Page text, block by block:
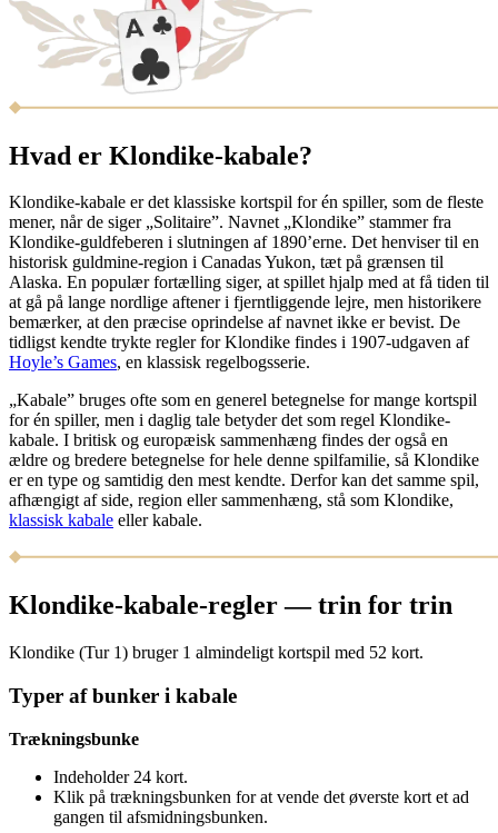
Hvad er Klondike-kabale?
Klondike-kabale er det klassiske kortspil for én spiller, som de fleste
mener, når de siger „Solitaire”. Navnet „Klondike” stammer fra
Klondike-guldfeberen i slutningen af 1890’erne. Det henviser til en
historisk guldmine-region i Canadas Yukon, tæt på grænsen til
Alaska. En populær fortælling siger, at spillet hjalp med at få tiden til
at gå på lange nordlige aftener i fjerntliggende lejre, men historikere
bemærker, at den præcise oprindelse af navnet ikke er bevist. De
tidligst kendte trykte regler for Klondike findes i 1907-udgaven af
Hoyle’s Games, en klassisk regelbogsserie.
„Kabale” bruges ofte som en generel betegnelse for mange kortspil
for én spiller, men i daglig tale betyder det som regel Klondike-
kabale. I britisk og europæisk sammenhæng findes der også en
ældre og bredere betegnelse for hele denne spilfamilie, så Klondike
er en type og samtidig den mest kendte. Derfor kan det samme spil,
afhængigt af side, region eller sammenhæng, stå som Klondike,
klassisk kabale eller kabale.
Klondike-kabale-regler — trin for trin
Klondike (Tur 1) bruger 1 almindeligt kortspil med 52 kort.
Typer af bunker i kabale
Trækningsbunke
Indeholder 24 kort.
Klik på trækningsbunken for at vende det øverste kort et ad
gangen til afsmidningsbunken.